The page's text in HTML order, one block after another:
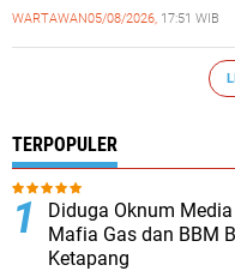
WARTAWAN05/08/2026, 17:51 WIB
TERPOPULER
Diduga Oknum
Mafia Gas dan BBM
Ketapang